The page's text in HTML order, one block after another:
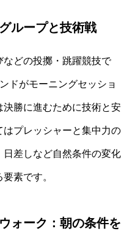
ループと技術戦
などの投擲・跳躍競技で
ドがモーニングセッショ
勝に進むために技術と安
プレッシャーと集中力の
差しなど自然条件の変化
素です。
ォーク：朝の条件を